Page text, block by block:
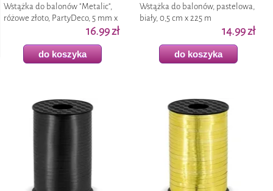
Wstążka do balonów "Metalic",
różowe złoto, PartyDeco, 5 mm x
16.99 zł
do koszyka
Wstążka do balonów, pastelowa,
biały, 0,5 cm x 225 m
14.99 zł
do koszyka